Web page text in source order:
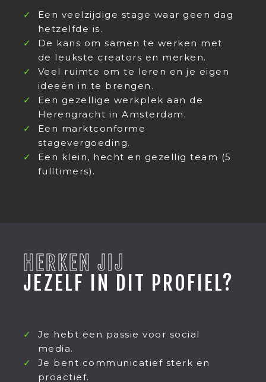
Een veelzijdige stage waar geen dag
hetzelfde is.
De kans om samen te werken met
de leukste creators en merken.
Veel ruimte om te leren en je eigen
ideeën in te brengen.
Een gezellige werkplek aan de
Herengracht in Amsterdam.
Een marktconforme
stagevergoeding.
Een klein, hecht en gezellig team (5
fulltimers).
HERKEN JIJ
JEZELF IN DIT PROFIEL?
Je hebt een passie voor social
media.
Je bent communicatief sterk en
proactief.